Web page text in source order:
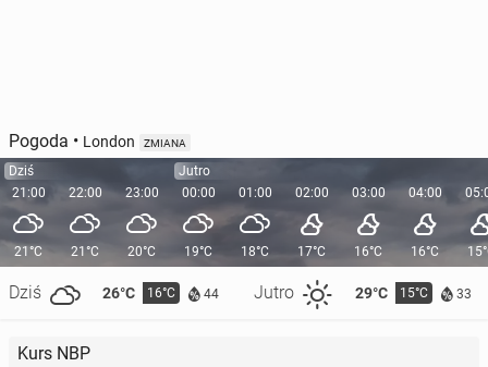
How Polish Lon­do­ners Spend Quiet We­ek­ni­ghts
Pogoda • London ZMIANA
Dziś
21:00
21°C
Dziś 26°C 16°C 44 Jutro 29°C 15°C 33
22:00
21°C
23:00
20°C
Jutro
00:00
19°C
01:00
18°C
02:00
17°C
03:00
16°C
04:00
16°C
Kurs NBP